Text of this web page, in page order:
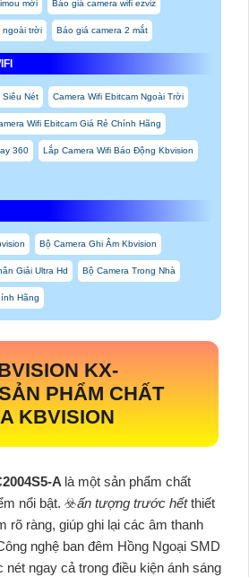
mới Báo giá camera wifi ezviz
ngoài trời Báo giá camera 2 mắt
Siêu Nét Camera Wifi Ebitcam Ngoài Trời
Wifi Ebitcam Giá Rẻ Chính Hãng
360 Lắp Camera Wifi Báo Động Kbvision
Bộ Camera Ghi Âm Kbvision
Giải Ultra Hd Bộ Camera Trong Nhà
Hãng
KX-
PHẨM CHẤT
KBVISION
A là một sản phẩm chất
nổi bật. ☣️ấn tượng trước hếtthiết
rõ ràng, giúp ghi lại các âm thanh
nghệ ban đêm Hồng Ngoại SMD
nét ngay cả trong điều kiện ánh sáng